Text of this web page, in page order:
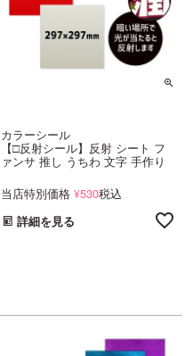
カラーシール
【□反射シール】反射 シート フ
ァンサ 推し うちわ 文字 手作り
当店特別価格 ¥530税込
詳細を見る